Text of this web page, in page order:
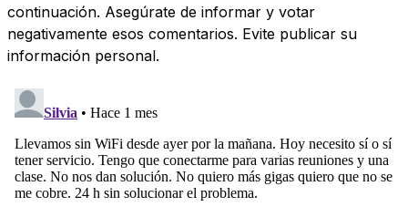
continuación. Asegúrate de informar y votar
negativamente esos comentarios. Evite publicar su
información personal.